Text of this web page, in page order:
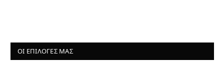
ΟΙ ΕΠΙΛΟΓΈΣ ΜΑΣ